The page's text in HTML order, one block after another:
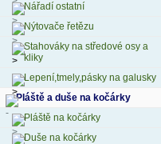
Nářadí ostatní
Nýtovače řetězu
Stahováky na středové osy a
kliky
Lepení,tmely,pásky na galusky
Pláště a duše na kočárky
Pláště na kočárky
Duše na kočárky